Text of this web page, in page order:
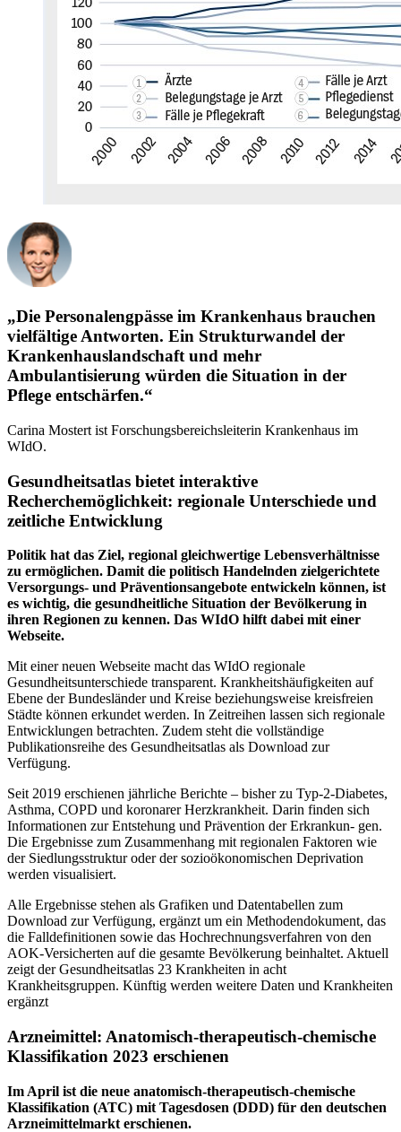
„Die Personalengpässe im Krankenhaus brauchen
vielfältige Antworten. Ein Strukturwandel der
Krankenhauslandschaft und mehr
Ambulantisierung würden die Situation in der
Pflege entschärfen.“
Carina Mostert ist Forschungsbereichsleiterin Krankenhaus im
WIdO.
Gesundheitsatlas bietet interaktive
Recherchemöglichkeit: regionale Unterschiede und
zeitliche Entwicklung
Politik hat das Ziel, regional gleichwertige Lebensverhältnisse
zu ermöglichen. Damit die politisch Handelnden zielgerichtete
Versorgungs- und Präventionsangebote entwickeln können, ist
es wichtig, die gesundheitliche Situation der Bevölkerung in
ihren Regionen zu kennen. Das WIdO hilft dabei mit einer
Webseite.
Mit einer neuen Webseite macht das WIdO regionale
Gesundheitsunterschiede transparent. Krankheitshäufigkeiten auf
Ebene der Bundesländer und Kreise beziehungsweise kreisfreien
Städte können erkundet werden. In Zeitreihen lassen sich regionale
Entwicklungen betrachten. Zudem steht die vollständige
Publikationsreihe des Gesundheitsatlas als Download zur
Verfügung.
Seit 2019 erschienen jährliche Berichte – bisher zu Typ-2-Diabetes,
Asthma, COPD und koronarer Herzkrankheit. Darin finden sich
Informationen zur Entstehung und Prävention der Erkrankun- gen.
Die Ergebnisse zum Zusammenhang mit regionalen Faktoren wie
der Siedlungsstruktur oder der sozioökonomischen Deprivation
werden visualisiert.
Alle Ergebnisse stehen als Grafiken und Datentabellen zum
Download zur Verfügung, ergänzt um ein Methodendokument, das
die Falldefinitionen sowie das Hochrechnungsverfahren von den
AOK-Versicherten auf die gesamte Bevölkerung beinhaltet. Aktuell
zeigt der Gesundheitsatlas 23 Krankheiten in acht
Krankheitsgruppen. Künftig werden weitere Daten und Krankheiten
ergänzt
Arzneimittel: Anatomisch-therapeutisch-chemische
Klassifikation 2023 erschienen
Im April ist die neue anatomisch-therapeutisch-chemische
Klassifikation (ATC) mit Tagesdosen (DDD) für den deutschen
Arzneimittelmarkt erschienen.